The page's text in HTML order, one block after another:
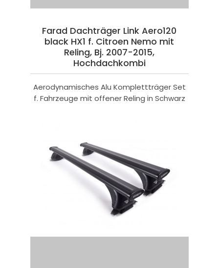
Farad Dachträger Link Aero120
black HX1 f. Citroen Nemo mit
Reling, Bj. 2007-2015,
Hochdachkombi
Aerodynamisches Alu Komplettträger Set
f. Fahrzeuge mit offener Reling in Schwarz